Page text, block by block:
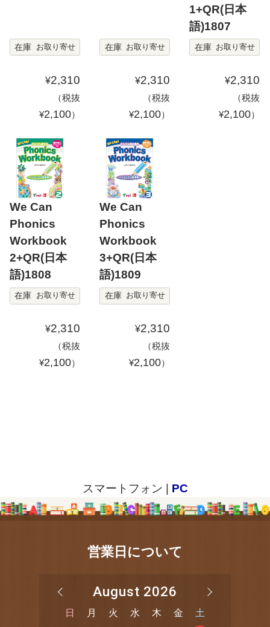
在庫 お取り寄せ
¥2,310
（税抜
¥2,100）
在庫 お取り寄せ
¥2,310
（税抜
¥2,100）
1+QR(日本
語)1807
在庫 お取り寄せ
¥2,310
（税抜
¥2,100）
We Can
Phonics
Workbook
2+QR(日本
語)1808
在庫 お取り寄せ
¥2,310
（税抜
¥2,100）
We Can
Phonics
Workbook
3+QR(日本
語)1809
在庫 お取り寄せ
¥2,310
（税抜
¥2,100）
スマートフォン | PC
営業日について
August 2026
日 月 火 水 木 金
土